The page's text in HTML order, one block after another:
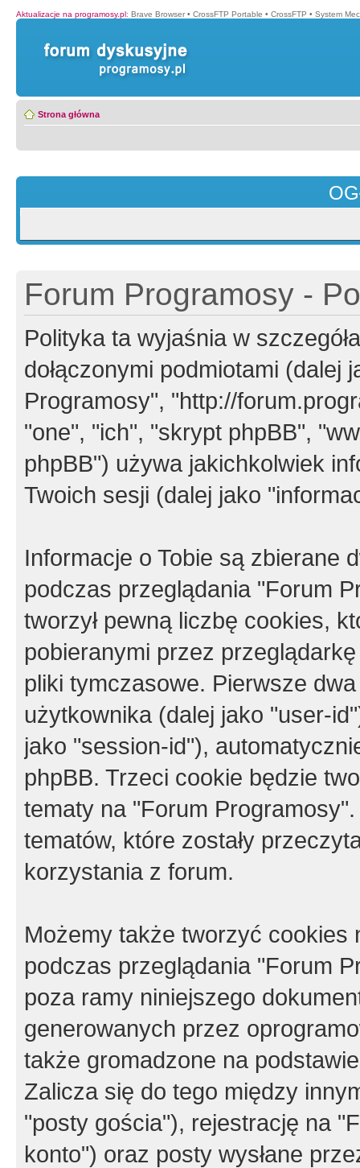
Aktualizacje na programosy.pl: Brave Browser • CrossFTP Portable • CrossFTP • System
Strona główna
Forum Programosy -
Polityka ta wyjaśnia w
dołączonymi podmiotami (dalej
Programosy", "http://
"one", "ich", "skrypt phpBB",
phpBB") używa jakichkolwiek
Twoich sesji (dalej jako
Informacje o Tobie są zbierane
podczas przeglądania "Forum
tworzył pewną liczbę cookies,
pobieranymi przez
pliki tymczasowe. Pierwsze
użytkownika (dalej jako "user-
jako "session-id"),
phpBB. Trzeci cookie będzie
tematy na "Forum
tematów, które zostały
korzystania z forum.
Możemy także tworzyć cookies
podczas przeglądania "Forum
poza ramy niniejszego
generowanych przez
także gromadzone na
Zalicza się do tego między
"posty gościa"), rejestrację na
konto") oraz posty wysłane